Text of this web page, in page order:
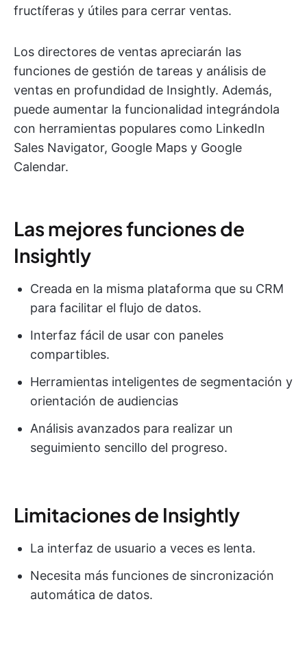
fructíferas y útiles para cerrar ventas.
Los directores de ventas apreciarán las
funciones de gestión de tareas y análisis de
ventas en profundidad de Insightly. Además,
puede aumentar la funcionalidad integrándola
con herramientas populares como LinkedIn
Sales Navigator, Google Maps y Google
Calendar.
Las mejores funciones de
Insightly
Creada en la misma plataforma que su CRM
para facilitar el flujo de datos.
Interfaz fácil de usar con paneles
compartibles.
Herramientas inteligentes de segmentación y
orientación de audiencias
Análisis avanzados para realizar un
seguimiento sencillo del progreso.
Limitaciones de Insightly
La interfaz de usuario a veces es lenta.
Necesita más funciones de sincronización
automática de datos.